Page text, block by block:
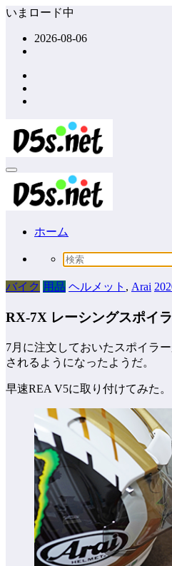
コ
ッ
プ
いまロード中
2026-08-06
ホーム
バイク 用品 ヘルメット , Arai
RX-7X レーシングスポイ
7月に注文しておいたスポイラ
されるようになったようだ。
早速REA V5に取り付けてみた。